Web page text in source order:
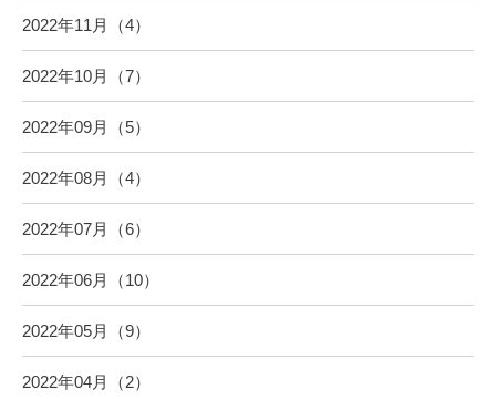
2022年11月（4）
2022年10月（7）
2022年09月（5）
2022年08月（4）
2022年07月（6）
2022年06月（10）
2022年05月（9）
2022年04月（2）